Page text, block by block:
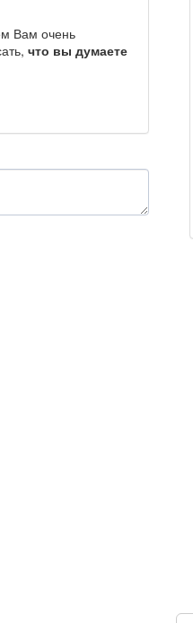
Вам очень
что вы думаете